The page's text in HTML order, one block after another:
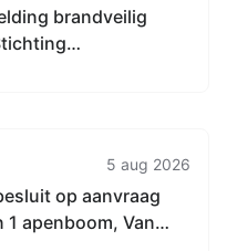
brandveilig
5 aug 2026
op aanvraag
1 apenboom, Van